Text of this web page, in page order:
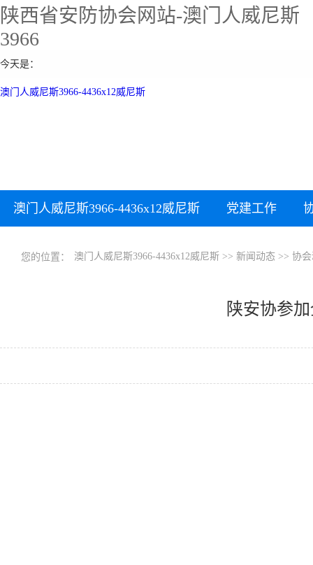
陕西省安防协会网站-澳门人威尼斯
3966
今天是：
澳门人威尼斯3966-4436x12威尼斯
澳门人威尼斯3966-4436x12威尼斯 党建工作
您的位置： 澳门人威尼斯3966-4436x12威尼斯 >> 新闻动态 >> 协
陕安协参